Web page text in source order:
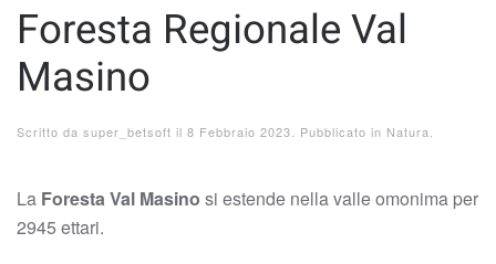
Foresta Regionale Val
Masino
Scritto da super_betsoft il 8 Febbraio 2023. Pubblicato in Natura.
La Foresta Val Masino si estende nella valle omonima per
2945 ettari.